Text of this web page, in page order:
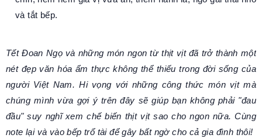
và tắt bếp.
Tết Đoan Ngọ và những món ngon từ thịt vịt đã trở thành một
nét đẹp văn hóa ẩm thực không thể thiếu trong đời sống của
người Việt Nam. Hi vọng với những công thức món vịt mà
chúng mình vừa gợi ý trên đây sẽ giúp bạn không phải "đau
đầu" suy nghĩ xem chế biến thịt vịt sao cho ngon nữa. Cùng
note lại và vào bếp trổ tài để gây bất ngờ cho cả gia đình thôi!